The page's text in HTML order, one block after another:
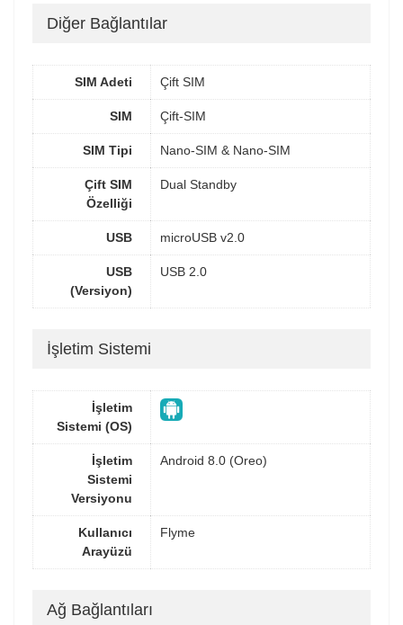
Diğer Bağlantılar
SIM Adeti Çift SIM
SIM Çift-SIM
SIM Tipi Nano-SIM & Nano-SIM
Çift SIM
Özelliği
Dual Standby
USB microUSB v2.0
USB
(Versiyon)
USB 2.0
İşletim Sistemi
İşletim
Sistemi (OS)
İşletim
Sistemi
Versiyonu
Android 8.0 (Oreo)
Kullanıcı
Arayüzü
Flyme
Ağ Bağlantıları